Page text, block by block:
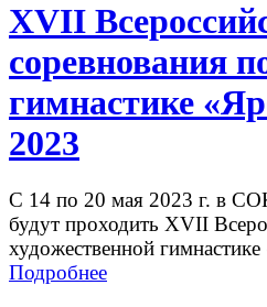
ХVII
соревнования
гимнастике
2023
С 14 по 20 мая 2023 г. в
будут проходить XVII
художественной
Подробнее